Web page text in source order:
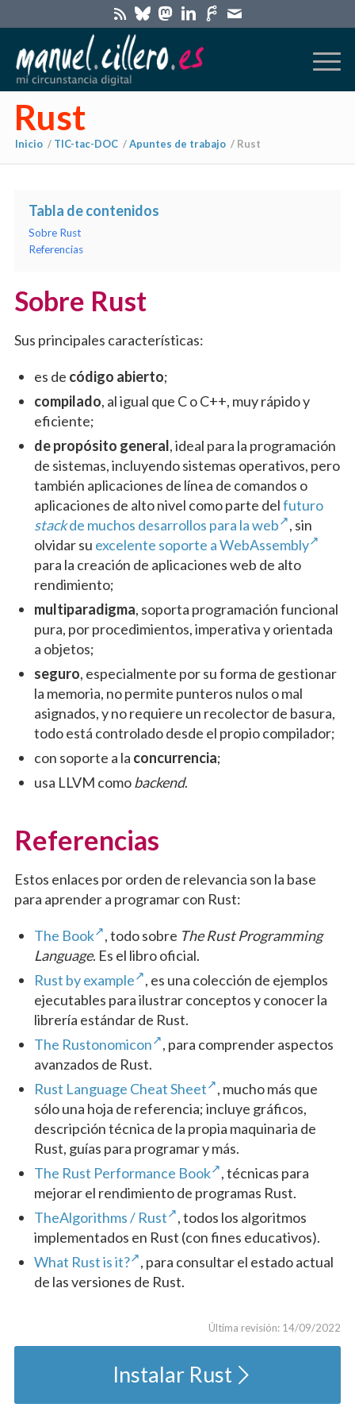
Rust
Inicio / TIC-tac-DOC /Apuntes de trabajo / Rust
Tabla de contenidos
Sobre Rust
Referencias
Sobre Rust
Sus principales características:
es de código abierto;
compilado, al igual que C o C++, muy rápido y
eficiente;
de propósito general, ideal para la programación
de sistemas, incluyendo sistemas operativos, pero
también aplicaciones de línea de comandos o
aplicaciones de alto nivel como parte delfuturo
stackde muchos desarrollos para la web
, sin
olvidar su excelente soporte a WebAssembly
para la creación de aplicaciones web de alto
rendimiento;
multiparadigma, soporta programación funcional
pura, por procedimientos, imperativa y orientada
a objetos;
seguro, especialmente por su forma de gestionar
la memoria, no permite punteros nulos o mal
asignados, y no requiere un recolector de basura,
todo está controlado desde el propio compilador;
con soporte a la concurrencia;
usa LLVM comobackend.
Referencias
Estos enlaces por orden de relevancia son la base
para aprender a programar con Rust:
The Book , todo sobre The Rust Programming
Language. Es el libro oficial.
Rust by example
, es una colección de ejemplos
ejecutables para ilustrar conceptos y conocer la
librería estándar de Rust.
The Rustonomicon
, para comprender aspectos
avanzados de Rust.
Rust Language Cheat Sheet
, mucho más que
sólo una hoja de referencia; incluye gráficos,
descripción técnica de la propia maquinaria de
Rust, guías para programar y más.
The Rust Performance Book
, técnicas para
mejorar el rendimiento de programas Rust.
TheAlgorithms / Rust
, todos los algoritmos
implementados en Rust (con fines educativos).
What Rust is it?
, para consultar el estado actual
de las versiones de Rust.
Última revisión: 14/09/2022
Instalar Rust